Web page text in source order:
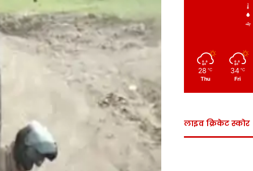
28 ℃
Thu
34 ℃
Fri
लाइव क्रिकेट स्कोर